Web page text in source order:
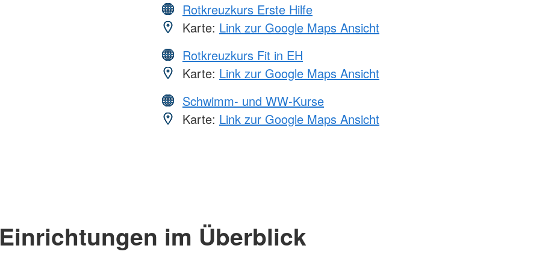
Rotkreuzkurs Erste Hilfe
Karte: Link zur Google Maps Ansicht
Rotkreuzkurs Fit in EH
Karte: Link zur Google Maps Ansicht
Schwimm- und WW-Kurse
Karte: Link zur Google Maps Ansicht
Einrichtungen im Überblick